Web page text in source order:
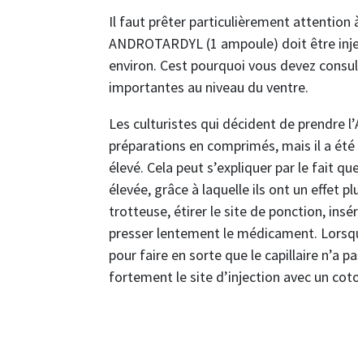
Il faut prêter particulièrement attention
ANDROTARDYL (1 ampoule) doit être
environ. Cest pourquoi vous devez
importantes au niveau du ventre.
Les culturistes qui décident de prendre
préparations en comprimés, mais il a
élevé. Cela peut s’expliquer par le fait
élevée, grâce à laquelle ils ont un effet
trotteuse, étirer le site de ponction,
presser lentement le médicament.
pour faire en sorte que le capillaire n’a
fortement le site d’injection avec un